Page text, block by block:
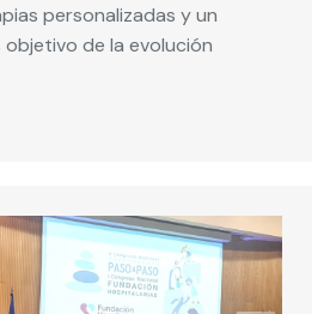
personalizadas y un
objetivo de la evolución